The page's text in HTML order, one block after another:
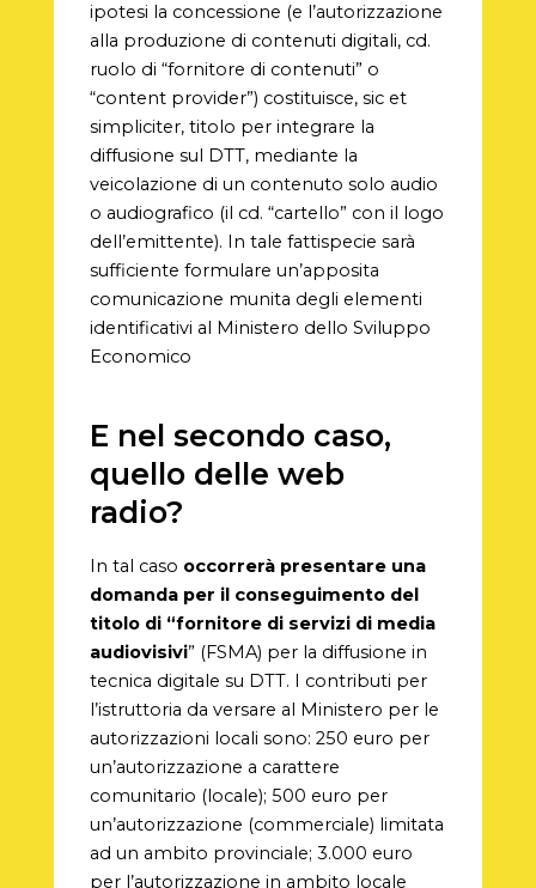
ipotesi la concessione (e l’autorizzazione
alla produzione di contenuti digitali, cd.
ruolo di “fornitore di contenuti” o
“content provider”) costituisce, sic et
simpliciter, titolo per integrare la
diffusione sul DTT, mediante la
veicolazione di un contenuto solo audio
o audiografico (il cd. “cartello” con il logo
dell’emittente). In tale fattispecie sarà
sufficiente formulare un’apposita
comunicazione munita degli elementi
identificativi al Ministero dello Sviluppo
Economico
E nel secondo caso,
quello delle web
radio?
In tal caso occorrerà presentare una
domanda per il conseguimento del
titolo di “fornitore di servizi di media
audiovisivi” (FSMA) per la diffusione in
tecnica digitale su DTT. I contributi per
l’istruttoria da versare al Ministero per le
autorizzazioni locali sono: 250 euro per
un’autorizzazione a carattere
comunitario (locale); 500 euro per
un’autorizzazione (commerciale) limitata
ad un ambito provinciale; 3.000 euro
per l’autorizzazione in ambito locale